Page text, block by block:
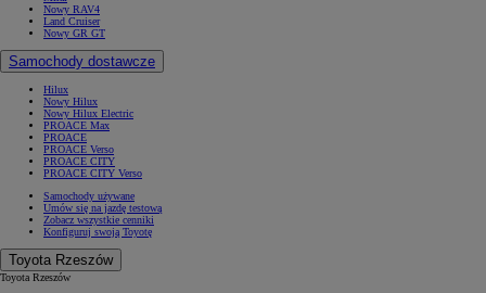
Nowy RAV4
Land Cruiser
Nowy GR GT
Samochody dostawcze
Hilux
Nowy Hilux
Nowy Hilux Electric
PROACE Max
PROACE
PROACE Verso
PROACE CITY
PROACE CITY Verso
Samochody używane
Umów się na jazdę testową
Zobacz wszystkie cenniki
Konfiguruj swoją Toyotę
Toyota Rzeszów
Toyota Rzeszów